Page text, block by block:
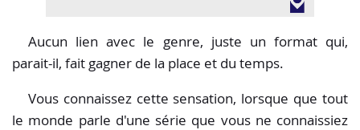
Aucun lien avec le genre, juste un format qui,
parait-il, fait gagner de la place et du temps.
Vous connaissez cette sensation, lorsque que tout
le monde parle d'une série que vous ne connaissiez